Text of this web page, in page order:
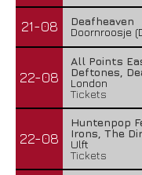
21-08
Deafheaven
Doornroosje
22-08
All Points
Deftones,
London
Tickets
22-08
Huntenpop
Irons, The
Ulft
Tickets